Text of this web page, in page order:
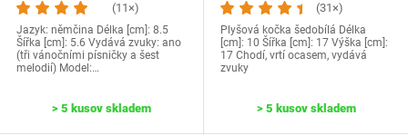
(11×)
Jazyk: němčina Délka [cm]: 8.5
Šířka [cm]: 5.6 Vydává zvuky: ano
(tři vánočními písničky a šest
melodií) Model:…
> 5 kusov skladem
(31×)
Plyšová kočka šedobílá Délka
[cm]: 10 Šířka [cm]: 17 Výška [cm]:
17 Chodí, vrtí ocasem, vydává
zvuky
> 5 kusov skladem